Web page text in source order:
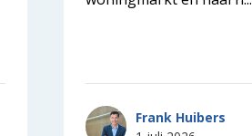
Frank Huibers